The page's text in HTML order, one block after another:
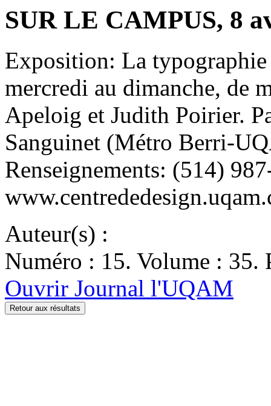
SUR LE CAMPUS, 8
Exposition: La
mercredi au dimanche, de
Apeloig et Judith Poirier.
Sanguinet (Métro Berri-
Renseignements: (514)
Auteur(s) :
Numéro : 15. Volume : 35.
Ouvrir Journal l'UQAM
Retour aux résultats